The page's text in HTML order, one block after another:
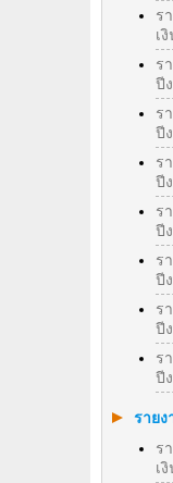
ร
เ
ร
ปี
ร
ปี
ร
ปี
ร
ปี
ร
ปี
ร
ปี
ร
ปี
รายง
ร
เ